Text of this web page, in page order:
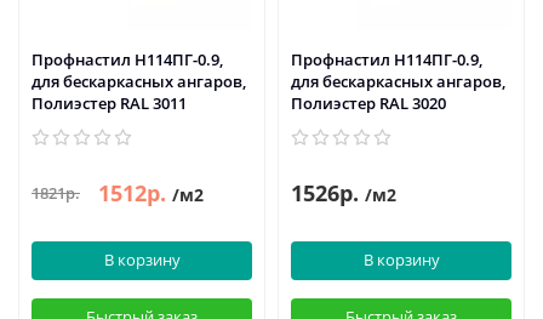
Профнастил H114ПГ-0.9,
для бескаркасных ангаров,
Полиэстер RAL 3011
1821р. 1512р. /м2
В корзину
Профнастил H114ПГ-0.9,
для бескаркасных ангаров,
Полиэстер RAL 3020
1526р. /м2
В корзину